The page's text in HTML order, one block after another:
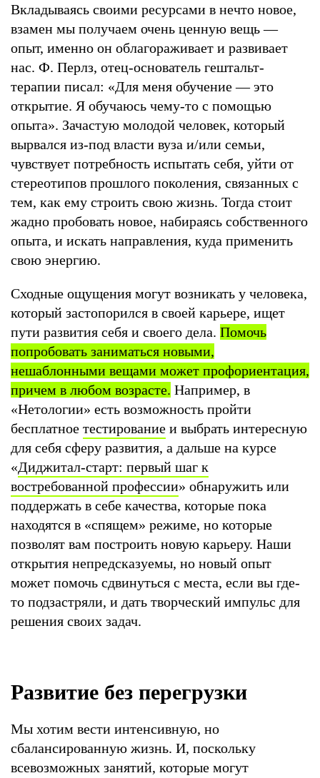
Вкладываясь своими ресурсами в нечто новое,
взамен мы получаем очень ценную вещь —
опыт, именно он облагораживает и развивает
нас. Ф. Перлз, отец-основатель гештальт-
терапии писал: «Для меня обучение — это
открытие. Я обучаюсь чему-то с помощью
опыта». Зачастую молодой человек, который
вырвался из-под власти вуза и/или семьи,
чувствует потребность испытать себя, уйти от
стереотипов прошлого поколения, связанных с
тем, как ему строить свою жизнь. Тогда стоит
жадно пробовать новое, набираясь собственного
опыта, и искать направления, куда применить
свою энергию.
Сходные ощущения могут возникать у человека,
который застопорился в своей карьере, ищет
пути развития себя и своего дела. Помочь
попробовать заниматься новыми,
нешаблонными вещами может профориентация,
причем в любом возрасте. Например, в
«Нетологии» есть возможность пройти
бесплатное тестирование и выбрать интересную
для себя сферу развития, а дальше на курсе
«Диджитал-старт: первый шаг к
востребованной профессии» обнаружить или
поддержать в себе качества, которые пока
находятся в «спящем» режиме, но которые
позволят вам построить новую карьеру. Наши
открытия непредсказуемы, но новый опыт
может помочь сдвинуться с места, если вы где-
то подзастряли, и дать творческий импульс для
решения своих задач.
Развитие без перегрузки
Мы хотим вести интенсивную, но
сбалансированную жизнь. И, поскольку
всевозможных занятий, которые могут